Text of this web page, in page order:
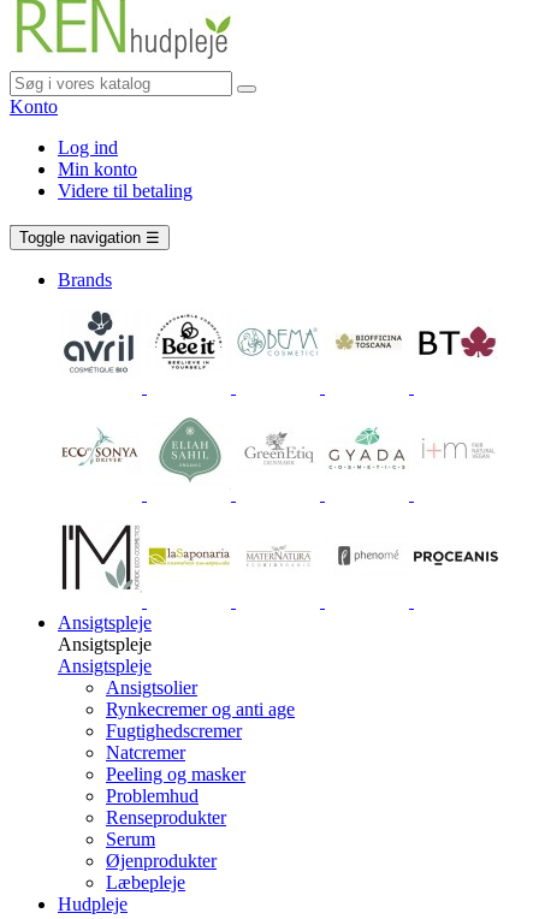
Konto
Log ind
Min konto
Videre til betaling
Vogn 0 vare
Toggle navigation ☰
Brands
Ansigtspleje
Ansigtspleje
Ansigtspleje
Ansigtsolier
Rynkecremer og anti age
Fugtighedscremer
Natcremer
Peeling og masker
Problemhud
Renseprodukter
Serum
Øjenprodukter
Læbepleje
Hudpleje